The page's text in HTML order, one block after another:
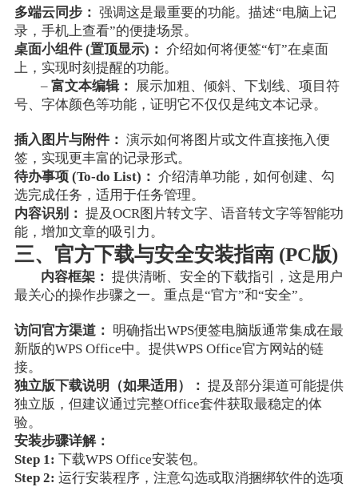
多端云同步： 强调这是最重要的功能。描述“电脑上记
录，手机上查看”的便捷场景。
桌面小组件 (置顶显示)： 介绍如何将便签“钉”在桌面
上，实现时刻提醒的功能。
–富文本编辑：
展示加粗、倾斜、下划线、项目符
号、字体颜色等功能，证明它不仅仅是纯文本记录。
插入图片与附件： 演示如何将图片或文件直接拖入便
签，实现更丰富的记录形式。
待办事项 (To-do List)： 介绍清单功能，如何创建、勾
选完成任务，适用于任务管理。
内容识别： 提及OCR图片转文字、语音转文字等智能功
能，增加文章的吸引力。
三、官方下载与安全安装指南 (PC版)
内容框架： 提供清晰、安全的下载指引，这是用户
最关心的操作步骤之一。重点是“官方”和“安全”。
访问官方渠道： 明确指出WPS便签电脑版通常集成在最
新版的WPS Office中。提供WPS Office官方网站的链
接。
独立版下载说明（如果适用）： 提及部分渠道可能提供
独立版，但建议通过完整Office套件获取最稳定的体
验。
安装步骤详解：
Step 1: 下载WPS Office安装包。
Step 2: 运行安装程序，注意勾选或取消捆绑软件的选项